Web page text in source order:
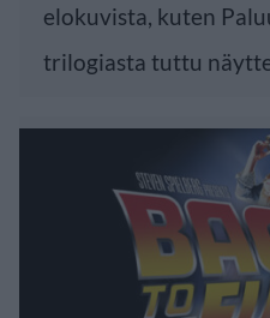
elokuvista, kuten
trilogiasta tuttu